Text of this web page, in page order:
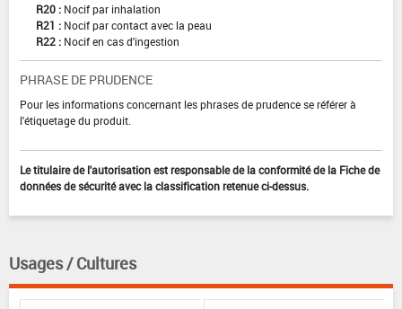
R20 : Nocif par inhalation
R21 : Nocif par contact avec la peau
R22 : Nocif en cas d'ingestion
PHRASE DE PRUDENCE
Pour les informations concernant les phrases de prudence se référer à
l'étiquetage du produit.
Le titulaire de l'autorisation est responsable de la conformité de la Fiche de
données de sécurité avec la classification retenue ci-dessus.
Usages / Cultures